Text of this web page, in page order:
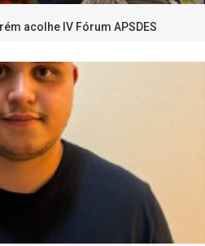
acolhe IV Fórum APSDES